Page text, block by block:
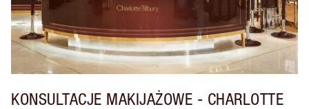
KONSULTACJE MAKIJAŻOWE - CHARLOTTE